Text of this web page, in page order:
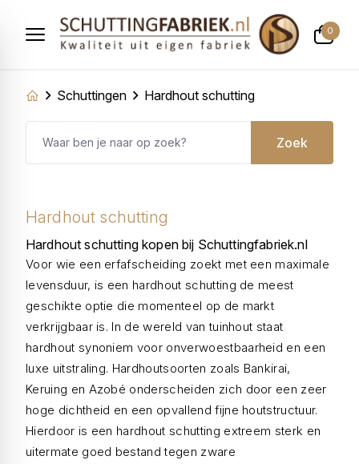
0
Schuttingen Hardhout schutting
Zoek
Hardhout schutting
Hardhout schutting kopen bij Schuttingfabriek.nl
Voor wie een erfafscheiding zoekt met een maximale
levensduur, is een hardhout schutting de meest
geschikte optie die momenteel op de markt
verkrijgbaar is. In de wereld van tuinhout staat
hardhout synoniem voor onverwoestbaarheid en een
luxe uitstraling. Hardhoutsoorten zoals Bankirai,
Keruing en Azobé onderscheiden zich door een zeer
hoge dichtheid en een opvallend fijne houtstructuur.
Hierdoor is een hardhout schutting extreem sterk en
uitermate goed bestand tegen zware